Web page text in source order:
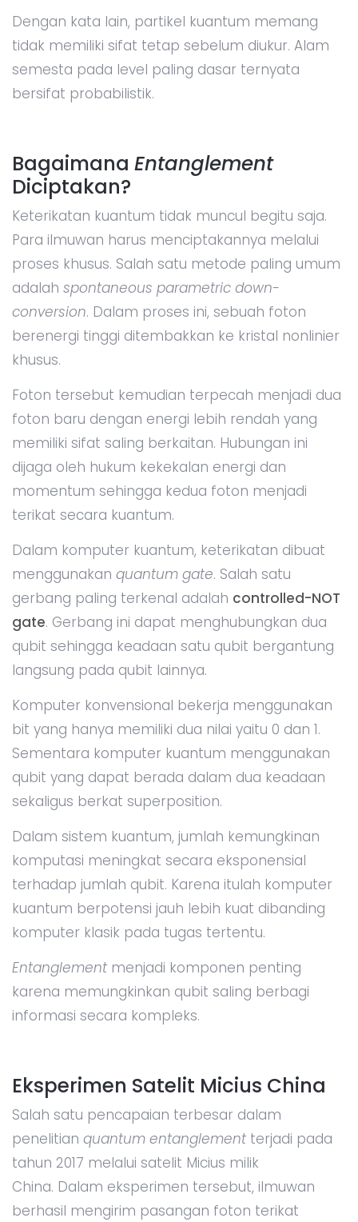
Dengan kata lain, partikel kuantum memang
tidak memiliki sifat tetap sebelum diukur. Alam
semesta pada level paling dasar ternyata
bersifat probabilistik.
Bagaimana Entanglement
Diciptakan?
Keterikatan kuantum tidak muncul begitu saja.
Para ilmuwan harus menciptakannya melalui
proses khusus. Salah satu metode paling umum
adalah spontaneous parametric down-
conversion. Dalam proses ini, sebuah foton
berenergi tinggi ditembakkan ke kristal nonlinier
khusus.
Foton tersebut kemudian terpecah menjadi dua
foton baru dengan energi lebih rendah yang
memiliki sifat saling berkaitan. Hubungan ini
dijaga oleh hukum kekekalan energi dan
momentum sehingga kedua foton menjadi
terikat secara kuantum.
Dalam komputer kuantum, keterikatan dibuat
menggunakan quantum gate. Salah satu
gerbang paling terkenal adalah controlled-NOT
gate. Gerbang ini dapat menghubungkan dua
qubit sehingga keadaan satu qubit bergantung
langsung pada qubit lainnya.
Komputer konvensional bekerja menggunakan
bit yang hanya memiliki dua nilai yaitu 0 dan 1.
Sementara komputer kuantum menggunakan
qubit yang dapat berada dalam dua keadaan
sekaligus berkat superposition.
Dalam sistem kuantum, jumlah kemungkinan
komputasi meningkat secara eksponensial
terhadap jumlah qubit. Karena itulah komputer
kuantum berpotensi jauh lebih kuat dibanding
komputer klasik pada tugas tertentu.
Entanglement menjadi komponen penting
karena memungkinkan qubit saling berbagi
informasi secara kompleks.
Eksperimen Satelit Micius China
Salah satu pencapaian terbesar dalam
penelitian quantum entanglement terjadi pada
tahun 2017 melalui satelit Micius milik
China. Dalam eksperimen tersebut, ilmuwan
berhasil mengirim pasangan foton terikat